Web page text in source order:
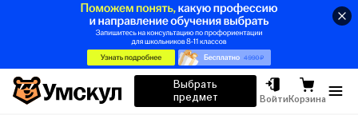
Умскул
Выбрать
предмет
ВойтиКорзина